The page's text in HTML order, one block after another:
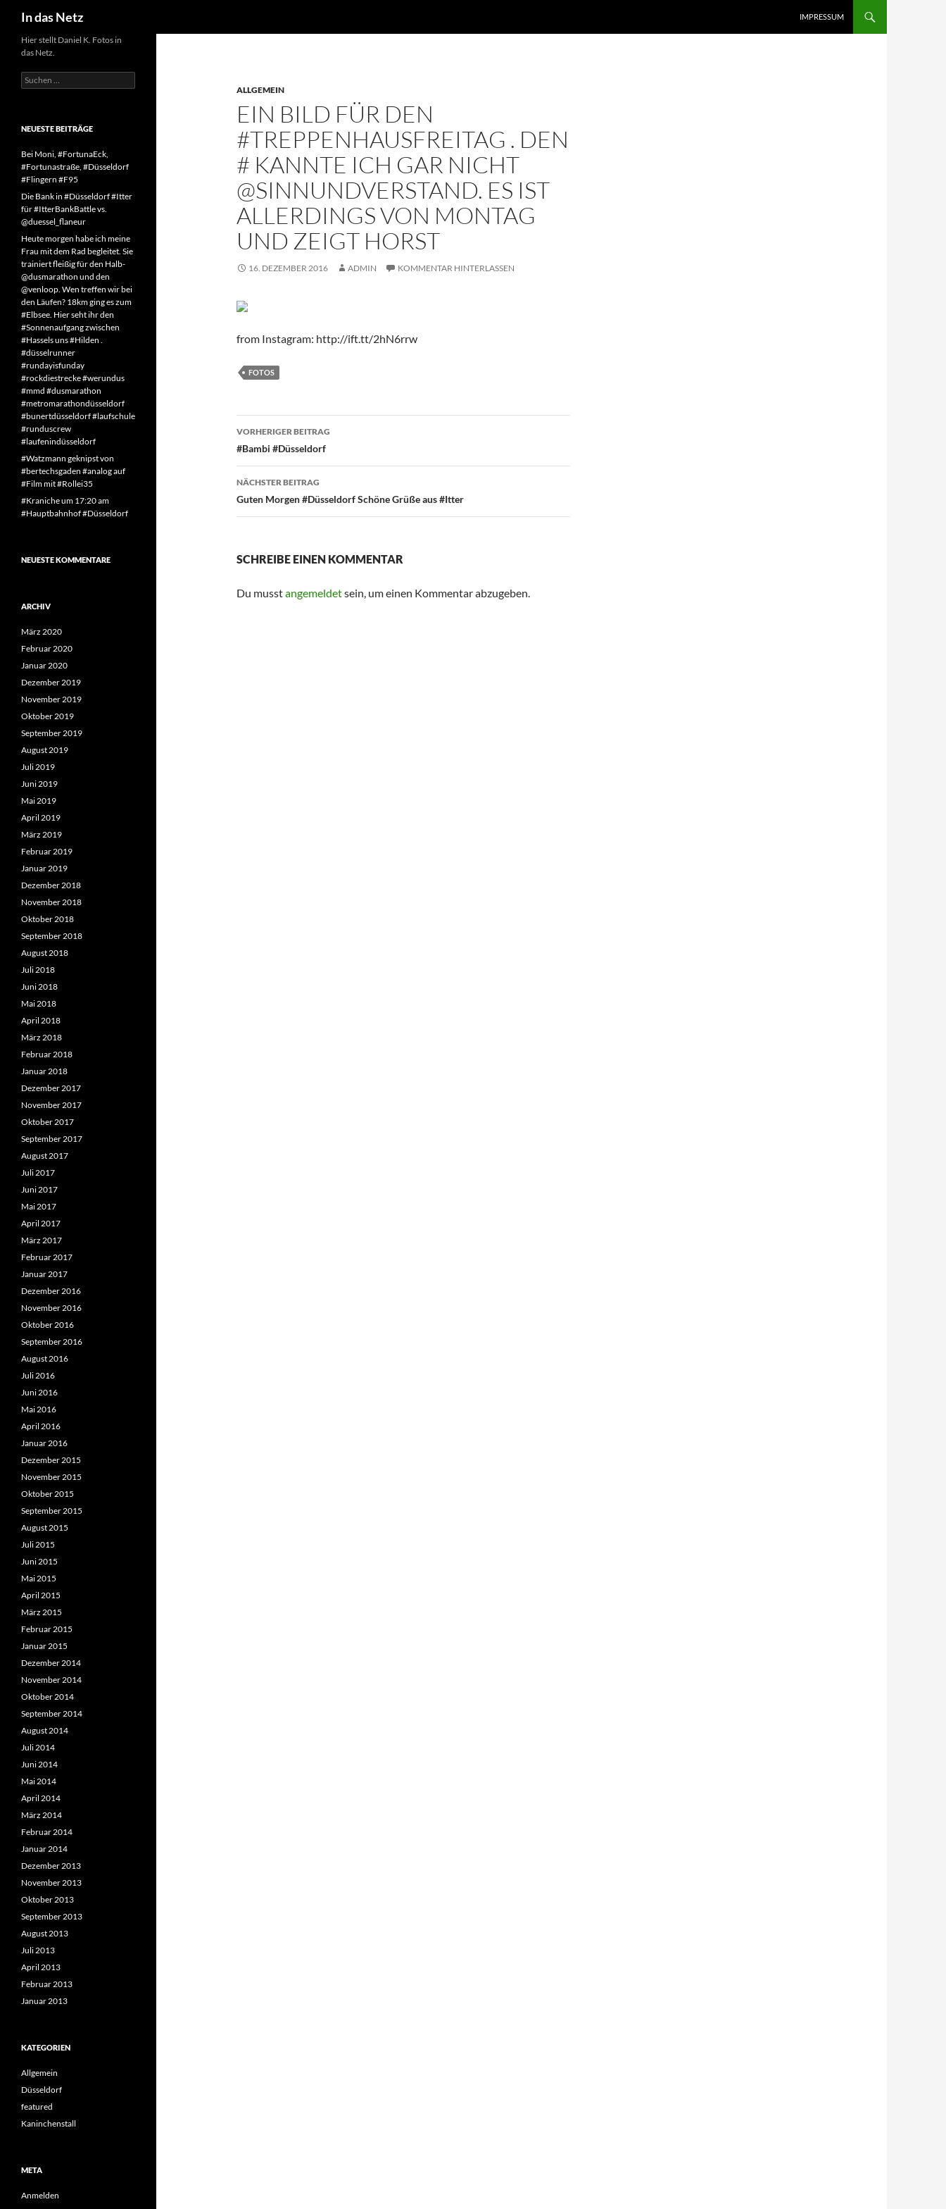
Inhalt
springen
In das Netz IMPRESSUM
ALLGEMEIN
EIN BILD FÜR DEN
#TREPPENHAUSFREITAG . DEN
# KANNTE ICH GAR NICHT
@SINNUNDVERSTAND. ES IST
ALLERDINGS VON MONTAG
UND ZEIGT HORST
16. DEZEMBER 2016 ADMIN KOMMENTAR HINTERLASSEN
from Instagram: http://ift.tt/2hN6rrw
FOTOS
Beitragsnavigation
VORHERIGER BEITRAG
#Bambi #Düsseldorf
NÄCHSTER BEITRAG
Guten Morgen #Düsseldorf Schöne Grüße aus #Itter
SCHREIBE EINEN KOMMENTAR
Du musstangemeldetsein, um einen Kommentar abzugeben.
Hier stellt Daniel K. Fotos in
das Netz.
Suchen
nach:
NEUESTE BEITRÄGE
Bei Moni, #FortunaEck,
#Fortunastraße, #Düsseldorf
#Flingern #F95
Die Bank in #Düsseldorf #Itter
für #ItterBankBattle vs.
@duessel_flaneur
Heute morgen habe ich meine
Frau mit dem Rad begleitet. Sie
trainiert fleißig für den Halb-
@dusmarathon und den
@venloop. Wen treffen wir bei
den Läufen? 18km ging es zum
#Elbsee. Hier seht ihr den
#Sonnenaufgang zwischen
#Hassels uns #Hilden .
#düsselrunner
#rundayisfunday
#rockdiestrecke #werundus
#mmd #dusmarathon
#metromarathondüsseldorf
#bunertdüsseldorf #laufschule
#runduscrew
#laufenindüsseldorf
#Watzmann geknipst von
#bertechsgaden #analog auf
#Film mit #Rollei35
#Kraniche um 17:20 am
#Hauptbahnhof #Düsseldorf
NEUESTE KOMMENTARE
ARCHIV
März 2020
Februar 2020
Januar 2020
Dezember 2019
November 2019
Oktober 2019
September 2019
August 2019
Juli 2019
Juni 2019
Mai 2019
April 2019
März 2019
Februar 2019
Januar 2019
Dezember 2018
November 2018
Oktober 2018
September 2018
August 2018
Juli 2018
Juni 2018
Mai 2018
April 2018
März 2018
Februar 2018
Januar 2018
Dezember 2017
November 2017
Oktober 2017
September 2017
August 2017
Juli 2017
Juni 2017
Mai 2017
April 2017
März 2017
Februar 2017
Januar 2017
Dezember 2016
November 2016
Oktober 2016
September 2016
August 2016
Juli 2016
Juni 2016
Mai 2016
April 2016
Januar 2016
Dezember 2015
November 2015
Oktober 2015
September 2015
August 2015
Juli 2015
Juni 2015
Mai 2015
April 2015
März 2015
Februar 2015
Januar 2015
Dezember 2014
November 2014
Oktober 2014
September 2014
August 2014
Juli 2014
Juni 2014
Mai 2014
April 2014
März 2014
Februar 2014
Januar 2014
Dezember 2013
November 2013
Oktober 2013
September 2013
August 2013
Juli 2013
April 2013
Februar 2013
Januar 2013
KATEGORIEN
Allgemein
Düsseldorf
featured
Kaninchenstall
META
Anmelden